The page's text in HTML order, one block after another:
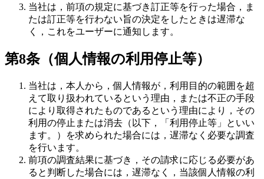
当社は，前項の規定に基づき訂正等を行った場合，ま
たは訂正等を行わない旨の決定をしたときは遅滞な
く，これをユーザーに通知します。
第8条（個人情報の利用停止等）
当社は，本人から，個人情報が，利用目的の範囲を超
えて取り扱われているという理由，または不正の手段
により取得されたものであるという理由により，その
利用の停止または消去（以下，「利用停止等」といい
ます。）を求められた場合には，遅滞なく必要な調査
を行います。
前項の調査結果に基づき，その請求に応じる必要があ
ると判断した場合には，遅滞なく，当該個人情報の利